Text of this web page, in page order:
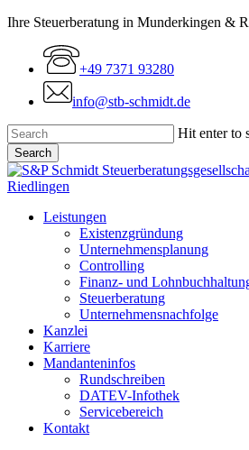
Skip
content
Ihre Steuerberatung in Munderkingen &
+49 7371 93280
info@stb-schmidt.de
Hit enter to
Search
Close
Search
Menu
Leistungen
Existenzgründung
Unternehmensplanung
Controlling
Finanz- und
Steuerberatung
Unternehmensnachfolge
Kanzlei
Karriere
Mandanteninfos
Rundschreiben
DATEV-Infothek
Servicebereich
Kontakt